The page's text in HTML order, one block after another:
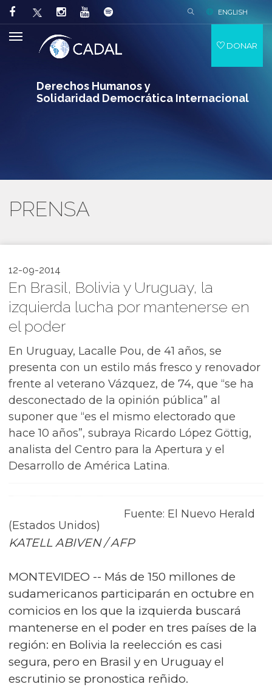
Derechos Humanos y
Solidaridad Democrática Internacional
ENGLISH
DONAR
PRENSA
12-09-2014
En Brasil, Bolivia y Uruguay, la
izquierda lucha por mantenerse en
el poder
En Uruguay, Lacalle Pou, de 41 años, se
presenta con un estilo más fresco y renovador
frente al veterano Vázquez, de 74, que “se ha
desconectado de la opinión pública” al
suponer que “es el mismo electorado que
hace 10 años”, subraya Ricardo López Göttig,
analista del Centro para la Apertura y el
Desarrollo de América Latina.
Fuente: El Nuevo Herald
(Estados Unidos)
KATELL ABIVEN / AFP
MONTEVIDEO -- Más de 150 millones de
sudamericanos participarán en octubre en
comicios en los que la izquierda buscará
mantenerse en el poder en tres países de la
región: en Bolivia la reelección es casi
segura, pero en Brasil y en Uruguay el
escrutinio se pronostica reñido.